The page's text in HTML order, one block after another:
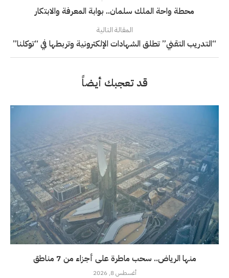
محطة واحة الملك سلمان.. بوابة المعرفة والابتكار
المقالة التالية
“التدريب التقني” تطلق الشهادات الإلكترونية وتربطها في “توكلنا”
قد تعجبك أيضاً
منها الرياض.. سحب ماطرة على أجزاء من 7 مناطق
أغسطس 8, 2026